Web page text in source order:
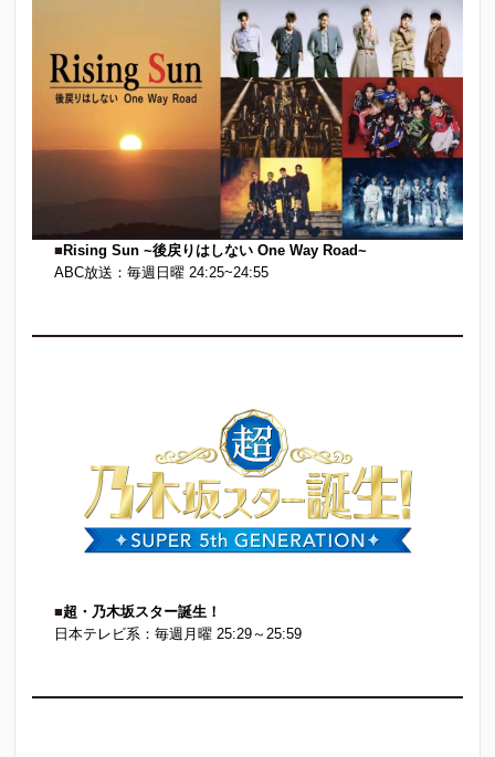
■ Rising Sun ~後戻りはしない One Way Road~
ABC放送：毎週日曜 24:25~24:55
■超・乃木坂スター誕生！
日本テレビ系：毎週月曜 25:29～25:59